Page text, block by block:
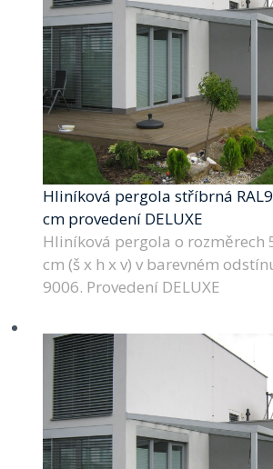
Hliníková pergola stříbrná
cm provedení DELUXE
Hliníková pergola o rozměrech
cm (š x h x v) v barevném
9006. Provedení DELUXE